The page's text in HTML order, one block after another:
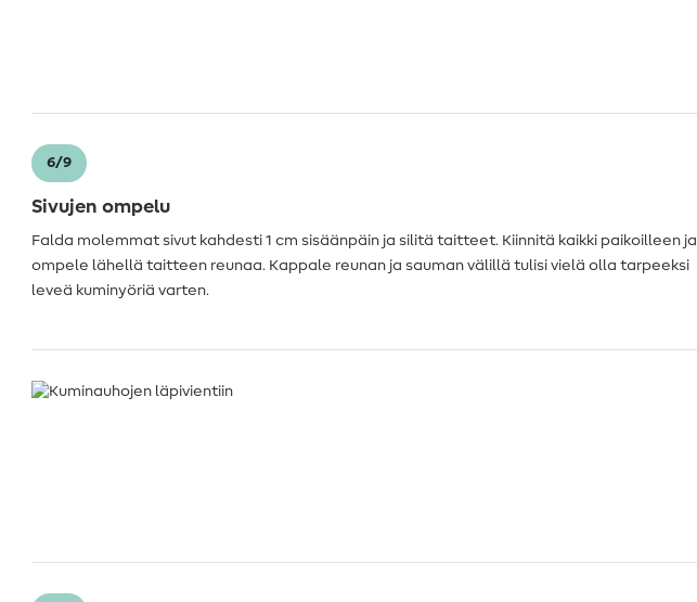
6/9
Sivujen ompelu
Falda molemmat sivut kahdesti 1 cm sisäänpäin ja silitä taitteet. Kiinnitä kaikki paikoilleen ja
ompele lähellä taitteen reunaa. Kappale reunan ja sauman välillä tulisi vielä olla tarpeeksi
leveä kuminyöriä varten.